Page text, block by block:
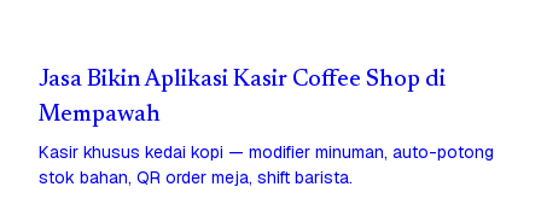
Jasa Bikin Aplikasi Kasir Coffee Shop di
Mempawah
Kasir khusus kedai kopi — modifier minuman, auto-potong
stok bahan, QR order meja, shift barista.